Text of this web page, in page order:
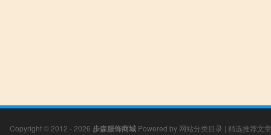
Copyright © 2012 - 2026 步森服饰商城 Powered by 网站分类目录 | 精选推荐文章